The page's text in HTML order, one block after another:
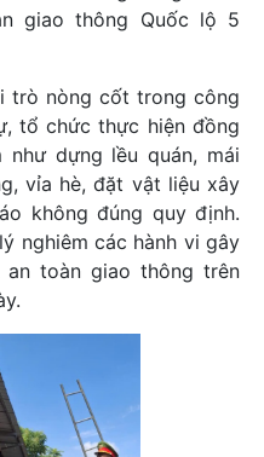
giao thông Quốc lộ 5
trò nòng cốt trong công
tổ chức thực hiện đồng
dựng lều quán, mái
vỉa hè, đặt vật liệu xây
không đúng quy định.
nghiêm các hành vi gây
toàn giao thông trên